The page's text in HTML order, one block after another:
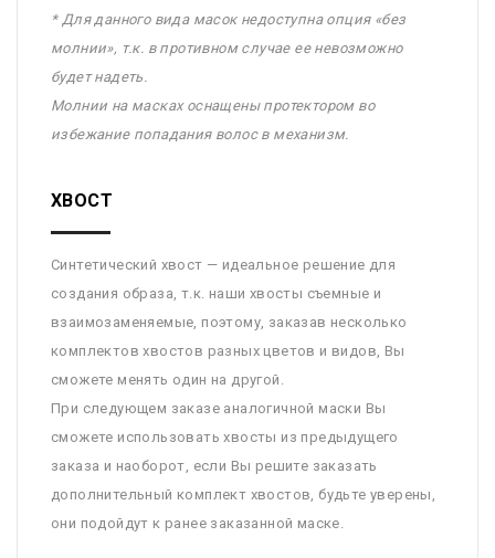
* Для данного вида масок недоступна опция «без
молнии», т.к. в противном случае ее невозможно
будет надеть.
Молнии на масках оснащены протектором во
избежание попадания волос в механизм.
ХВОСТ
Синтетический хвост — идеальное решение для
создания образа, т.к. наши хвосты съемные и
взаимозаменяемые, поэтому, заказав несколько
комплектов хвостов разных цветов и видов, Вы
сможете менять один на другой.
При следующем заказе аналогичной маски Вы
сможете использовать хвосты из предыдущего
заказа и наоборот, если Вы решите заказать
дополнительный комплект хвостов, будьте уверены,
они подойдут к ранее заказанной маске.